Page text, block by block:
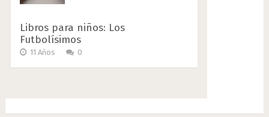
Libros para niños: Los
Futbolísimos
11 Años 0